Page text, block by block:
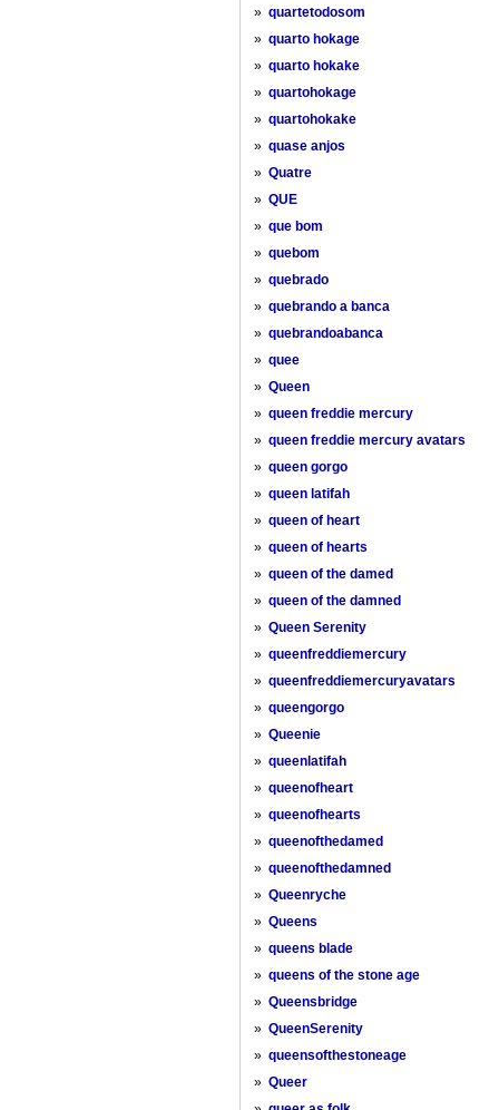
» quartetodosom
» quarto hokage
» quarto hokake
» quartohokage
» quartohokake
» quase anjos
» Quatre
» QUE
» que bom
» quebom
» quebrado
» quebrando a banca
» quebrandoabanca
» quee
» Queen
» queen freddie mercury
» queen freddie mercury avatars
» queen gorgo
» queen latifah
» queen of heart
» queen of hearts
» queen of the damed
» queen of the damned
» Queen Serenity
» queenfreddiemercury
» queenfreddiemercuryavatars
» queengorgo
» Queenie
» queenlatifah
» queenofheart
» queenofhearts
» queenofthedamed
» queenofthedamned
» Queenryche
» Queens
» queens blade
» queens of the stone age
» Queensbridge
» QueenSerenity
» queensofthestoneage
» Queer